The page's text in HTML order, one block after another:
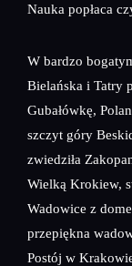
Nauka popłaca
W bardzo
Bielańska i Tatry
Gubałówkę,
szczyt góry
zwiedziła
Wielką Krokiew,
Wadowice z
przepiękna
Postój w